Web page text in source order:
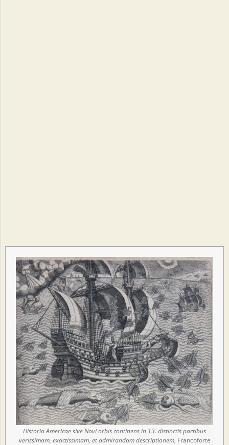
Historia Americae sive Novi orbis continens in 13. distinctis partibus
verissimam, exactissimam, et admirandam descriptionem, Francoforte